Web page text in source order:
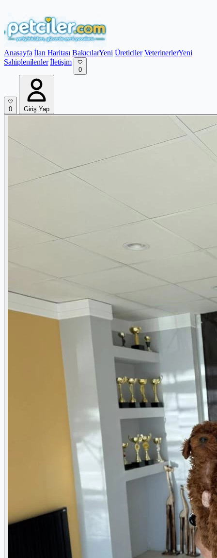
Anasayfa İlan Haritası BakıcılarYeni Üreticiler VeterinerlerYeni
Sahiplenilenler İletişim
0
0 Giriş Yap